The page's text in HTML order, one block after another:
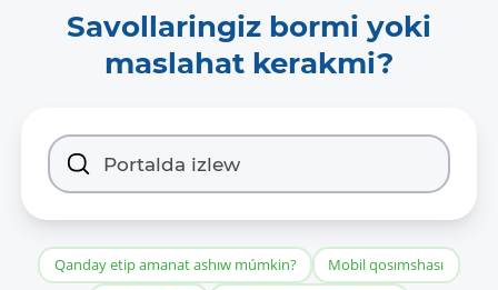
Savollaringiz bormi yoki
maslahat kerakmi?
Qanday etip amanat ashıw múmkin?
Mobil qosımshası